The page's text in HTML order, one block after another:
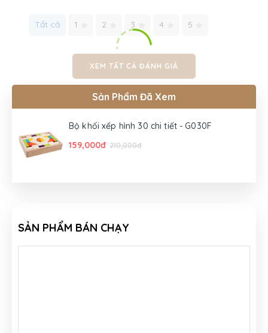
Tất cả 1 2 3 4 5
XEM TẤT CẢ ĐÁNH GIÁ
Sản Phẩm Đã Xem
Bộ khối xếp hình 30 chi tiết - G030F
159,000đ 210,000đ
SẢN PHẨM BÁN CHẠY